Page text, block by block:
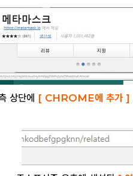
상단에 [ CHROME에 추가 ]